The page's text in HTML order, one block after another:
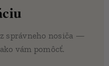
správneho nosiča —
vám pomôcť.